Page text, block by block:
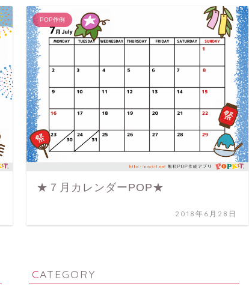
POP作例
★７月カレンダーPOP★
2018年6月28日
CATEGORY